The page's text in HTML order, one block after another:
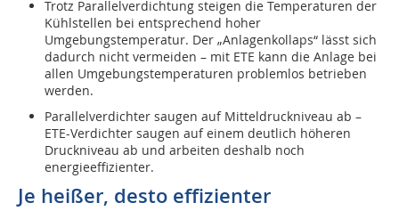
Trotz Parallelverdichtung steigen die Temperaturen der
Kühlstellen bei entsprechend hoher
Umgebungstemperatur. Der „Anlagenkollaps“ lässt sich
dadurch nicht vermeiden – mit ETE kann die Anlage bei
allen Umgebungstemperaturen problemlos betrieben
werden.
Parallelverdichter saugen auf Mitteldruckniveau ab –
ETE-Verdichter saugen auf einem deutlich höheren
Druckniveau ab und arbeiten deshalb noch
energieeffizienter.
Je heißer, desto effizienter